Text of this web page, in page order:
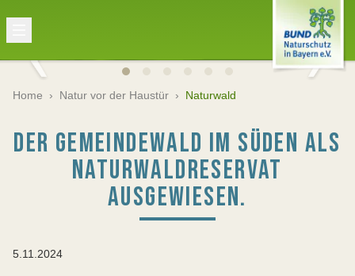
Home › Natur vor der Haustür › Naturwald
DER GEMEINDEWALD IM SÜDEN ALS
NATURWALDRESERVAT
AUSGEWIESEN.
5.11.2024